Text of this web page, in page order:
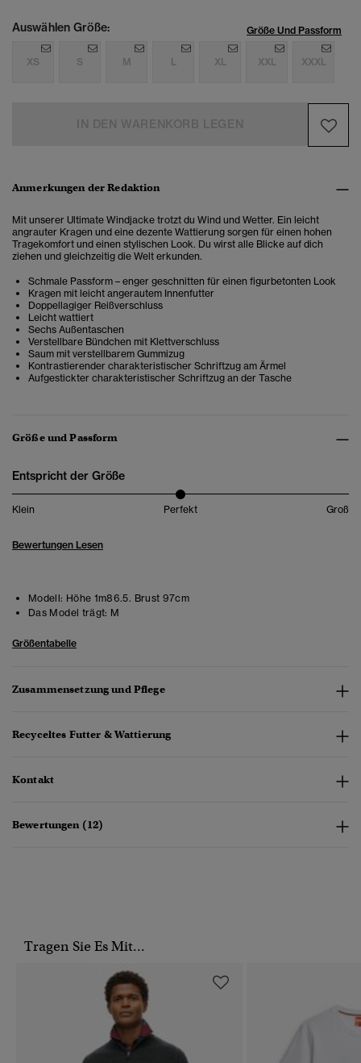
Auswählen Größe: Größe Und Passform
XS S M L XL XXL XXXL
Anmerkungen der Redaktion
Mit unserer Ultimate Windjacke trotzt du Wind und Wetter. Ein leicht
angrauter Kragen und eine dezente Wattierung sorgen für einen hohen
Tragekomfort und einen stylischen Look. Du wirst alle Blicke auf dich
ziehen und gleichzeitig die Welt erkunden.
Schmale Passform – enger geschnitten für einen figurbetonten Look
Kragen mit leicht angerautem Innenfutter
Doppellagiger Reißverschluss
Leicht wattiert
Sechs Außentaschen
Verstellbare Bündchen mit Klettverschluss
Saum mit verstellbarem Gummizug
Kontrastierender charakteristischer Schriftzug am Ärmel
Aufgestickter charakteristischer Schriftzug an der Tasche
Größe und Passform
Entspricht der Größe
Klein Perfekt Groß
Bewertungen Lesen
Modell: Höhe 1m86.5. Brust 97cm
Das Model trägt: M
Größentabelle
Zusammensetzung und Pflege
Recyceltes Futter & Wattierung
Kontakt
Bewertungen (12)
Tragen Sie Es Mit...